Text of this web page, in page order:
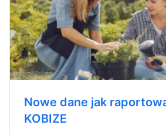
Nowe dane jak
KOBIZE